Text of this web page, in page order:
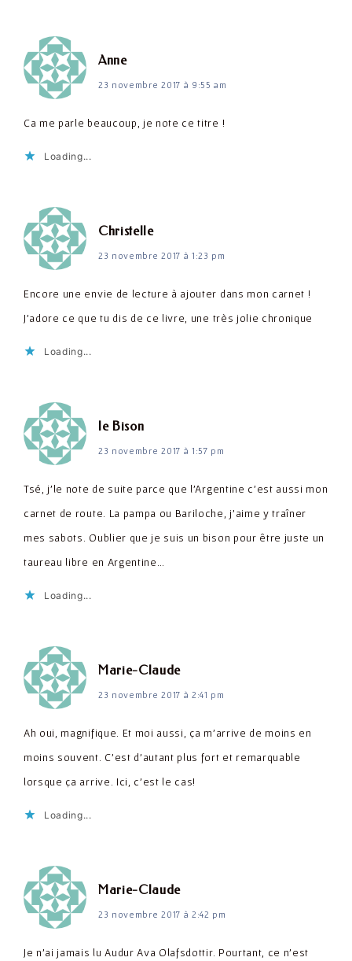
Annedit :
23 novembre 2017 à 9:55 am
Ca me parle beaucoup, je note ce titre !
Loading...
Christelledit :
23 novembre 2017 à 1:23 pm
Encore une envie de lecture à ajouter dans mon carnet !
J'adore ce que tu dis de ce livre, une très jolie chronique
Loading...
le Bisondit :
23 novembre 2017 à 1:57 pm
Tsé, j'le note de suite parce que l'Argentine c'est aussi mon
carnet de route. La pampa ou Bariloche, j'aime y traîner
mes sabots. Oublier que je suis un bison pour être juste un
taureau libre en Argentine…
Loading...
Marie-Claudedit :
23 novembre 2017 à 2:41 pm
Ah oui, magnifique. Et moi aussi, ça m'arrive de moins en
moins souvent. C'est d'autant plus fort et remarquable
lorsque ça arrive. Ici, c'est le cas!
Loading...
Marie-Claudedit :
23 novembre 2017 à 2:42 pm
Je n'ai jamais lu Audur Ava Olafsdottir. Pourtant, ce n'est